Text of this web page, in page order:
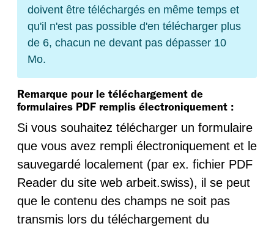
doivent être téléchargés en même temps et
qu'il n'est pas possible d'en télécharger plus
de 6, chacun ne devant pas dépasser 10
Mo.
Remarque pour le téléchargement de
formulaires PDF remplis électroniquement :
Si vous souhaitez télécharger un formulaire
que vous avez rempli électroniquement et le
sauvegardé localement (par ex. fichier PDF
Reader du site web arbeit.swiss), il se peut
que le contenu des champs ne soit pas
transmis lors du téléchargement du